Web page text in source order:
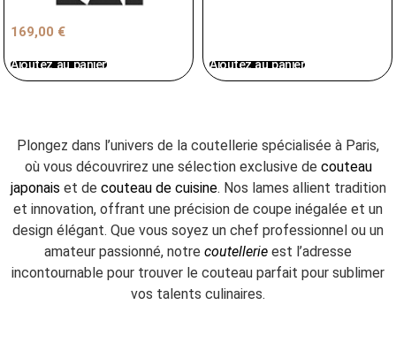
169,00 €
Ajoutez au panier Ajoutez au panier
Plongez dans l’univers de la coutellerie spécialisée à Paris,
où vous découvrirez une sélection exclusive de couteau
japonais et de couteau de cuisine. Nos lames allient tradition
et innovation, offrant une précision de coupe inégalée et un
design élégant. Que vous soyez un chef professionnel ou un
amateur passionné, notre coutellerie est l’adresse
incontournable pour trouver le couteau parfait pour sublimer
vos talents culinaires.